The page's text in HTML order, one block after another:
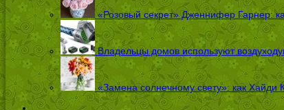
«Розовый секрет» Дженнифер Гарнер:
Владельцы домов используют
«Замена солнечному свету»: как